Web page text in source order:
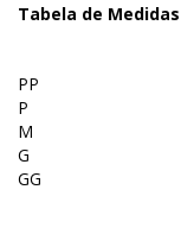
Tabela de Medidas
PP
P
M
G
GG